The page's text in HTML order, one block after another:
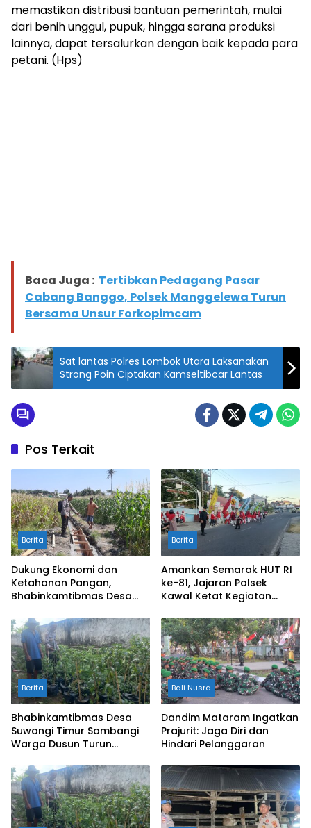
memastikan distribusi bantuan pemerintah, mulai
dari benih unggul, pupuk, hingga sarana produksi
lainnya, dapat tersalurkan dengan baik kepada para
petani. (Hps)
Baca Juga : Tertibkan Pedagang Pasar
Cabang Banggo, Polsek Manggelewa Turun
Bersama Unsur Forkopimcam
Sat lantas Polres Lombok Utara Laksanakan
Strong Poin Ciptakan Kamseltibcar Lantas
Pos Terkait
Berita
Dukung Ekonomi dan
Ketahanan Pangan,
Bhabinkamtibmas Desa
Cek Kualitas Hasil
Pertanian
Berita
Amankan Semarak HUT RI
ke-81, Jajaran Polsek
Kawal Ketat Kegiatan
Pekat
Berita
Bhabinkamtibmas Desa
Suwangi Timur Sambangi
Warga Dusun Turun
Bersama Jaga Kamtibmas
Bali Nusra
Dandim Mataram Ingatkan
Prajurit: Jaga Diri dan
Hindari Pelanggaran